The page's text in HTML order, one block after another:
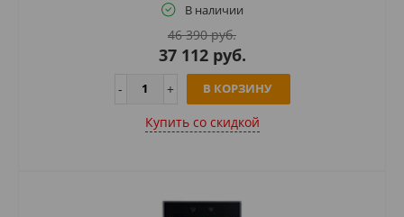
В наличии
46 390 руб.
37 112 руб.
В КОРЗИНУ
Купить cо скидкой